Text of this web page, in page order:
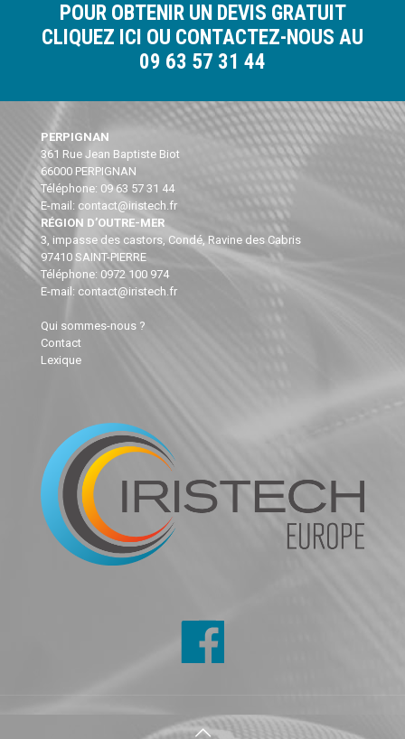
POUR OBTENIR UN DEVIS GRATUIT
CLIQUEZ ICI OU CONTACTEZ-NOUS AU
09 63 57 31 44
PERPIGNAN
361 Rue Jean Baptiste Biot
66000 PERPIGNAN
Téléphone: 09 63 57 31 44
E-mail: contact@iristech.fr
RÉGION D’OUTRE-MER
3, impasse des castors, Condé, Ravine des Cabris
97410 SAINT-PIERRE
Téléphone: 0972 100 974
E-mail: contact@iristech.fr
Qui sommes-nous ?
Contact
Lexique